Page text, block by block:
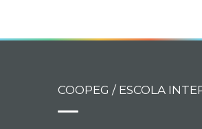
COOPEG / ESCOLA